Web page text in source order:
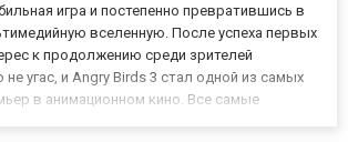
игра и постепенно превратившись в
вселенную. После успеха первых
к продолжению среди зрителей
угас, и Angry Birds 3 стал одной из самых
в анимационном кино. Все самые